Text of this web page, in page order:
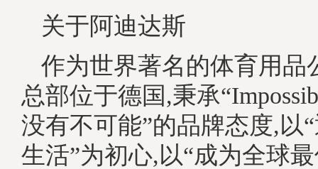
关于阿迪达斯
作为世界著名的体育用品
总部位于德国,秉承
没有不可能”的品牌态度,以
生活”为初心,以“成为全球